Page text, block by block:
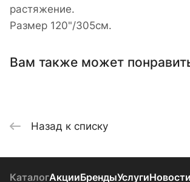
растяжение.
Размер 120"/305см.
Вам также может
Назад к списку
КаталогАкцииБрендыУслугиНовости